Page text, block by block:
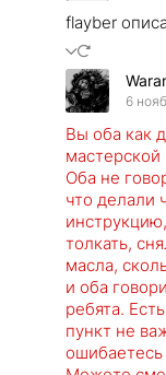
flayber
6
Вы оба как
Оба не
что делали
толкать,
масла,
и оба
ребята.
пункт не
ошибаетесь